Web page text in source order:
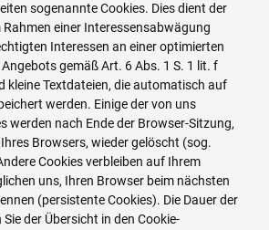
sogenannte Cookies. Dies dient der
einer Interessensabwägung
Interessen an einer optimierten
gemäß Art. 6 Abs. 1 S. 1 lit. f
kleine Textdateien, die automatisch auf
werden. Einige der von uns
werden nach Ende der Browser-Sitzung,
Browsers, wieder gelöscht (sog.
Cookies verbleiben auf Ihrem
uns, Ihren Browser beim nächsten
(persistente Cookies). Die Dauer der
der Übersicht in den Cookie-